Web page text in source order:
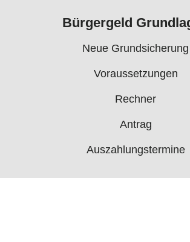
Bürgergeld
Neue Grundsicherung
Voraussetzungen
Rechner
Antrag
Auszahlungstermine